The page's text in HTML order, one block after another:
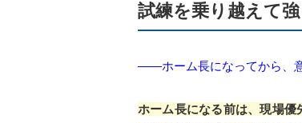
試練を乗り越えて
――ホーム長になってから、
ホーム長になる前は、現場